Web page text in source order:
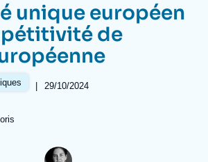
Proche-Orient
unique européen
de
| 29/10/2024